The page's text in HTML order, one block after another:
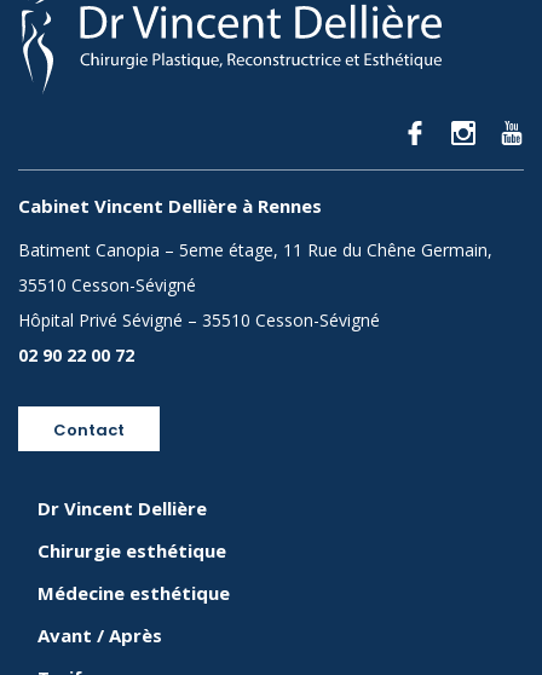
Cabinet Vincent Dellière à Rennes
Batiment Canopia – 5eme étage, 11 Rue du Chêne Germain,
35510 Cesson-Sévigné
Hôpital Privé Sévigné – 35510 Cesson-Sévigné
02 90 22 00 72
Contact
Dr Vincent Dellière
Chirurgie esthétique
Médecine esthétique
Avant / Après